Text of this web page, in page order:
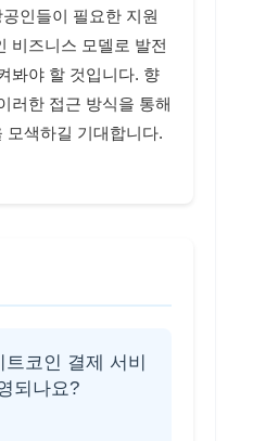
인들이 필요한 지원
비즈니스 모델로 발전
봐야 할 것입니다. 향
러한 접근 방식을 통해
모색하길 기대합니다.
코인 결제 서비
되나요?